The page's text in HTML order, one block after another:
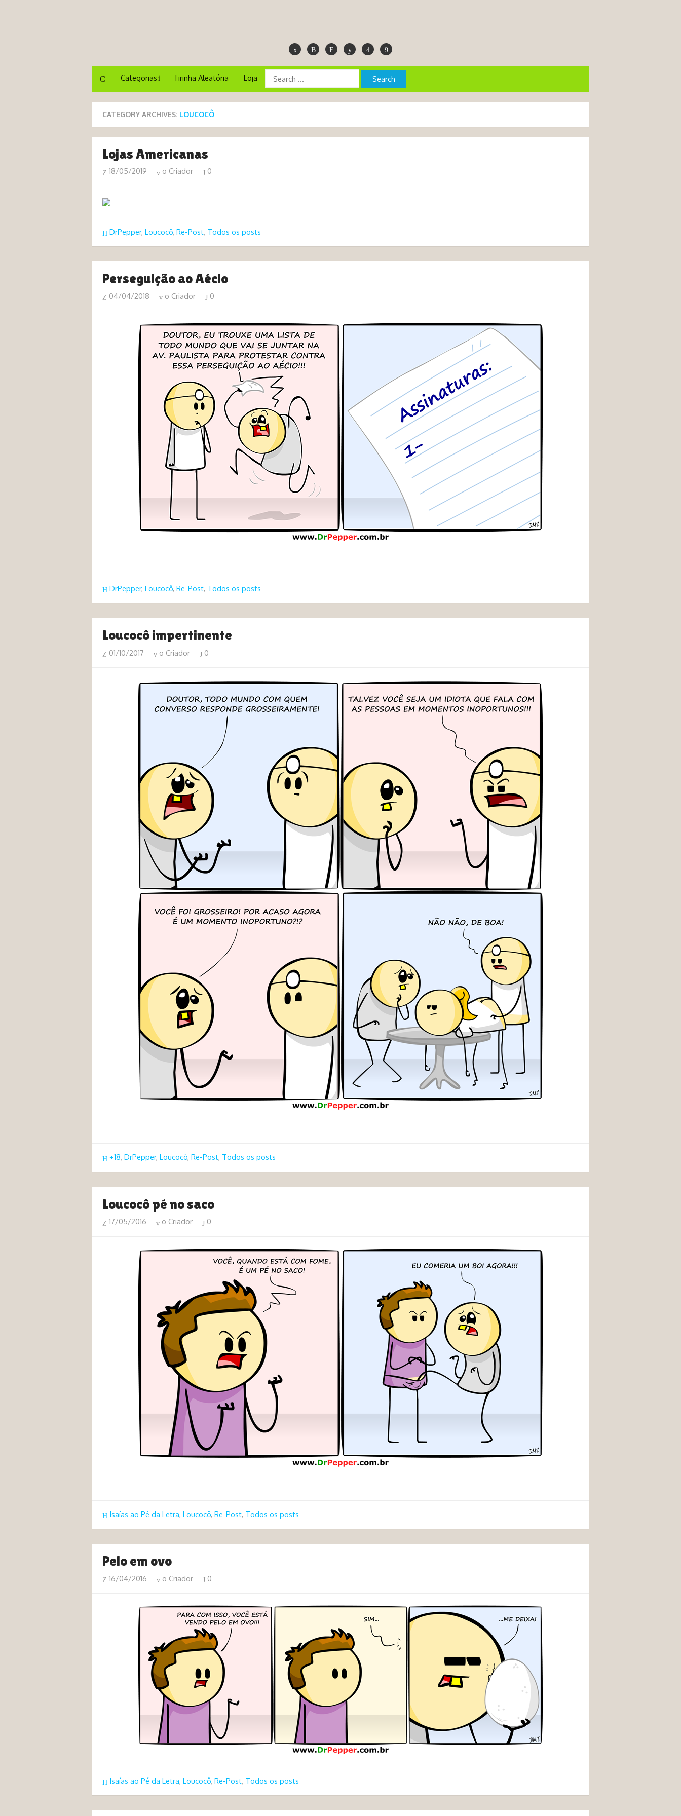
Categorias Tirinha Aleatória Loja
CATEGORY ARCHIVES: LOUCOCÔ
Lojas Americanas
18/05/2019 o Criador 0
DrPepper, Loucocô, Re-Post, Todos os posts
Perseguição ao Aécio
04/04/2018 o Criador 0
DrPepper, Loucocô, Re-Post, Todos os posts
Loucocô impertinente
01/10/2017 o Criador 0
+18, DrPepper, Loucocô, Re-Post, Todos os posts
Loucocô pé no saco
17/05/2016 o Criador 0
Isaías ao Pé da Letra, Loucocô, Re-Post, Todos os posts
Pelo em ovo
16/04/2016 o Criador 0
Isaías ao Pé da Letra, Loucocô, Re-Post, Todos os posts